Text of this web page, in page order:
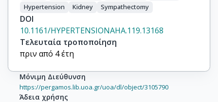
Hypertension
Kidney Sympathectomy
DOI
10.1161/HYPERTENSIONAHA.119.13168
Τελευταία τροποποίηση
πριν από 4 έτη
Μόνιμη Διεύθυνση
https://pergamos.lib.uoa.gr/uoa/dl/object/3105790
Άδεια χρήσης